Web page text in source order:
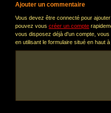
Ajouter un commentaire
Vous devez être connecté pour
pouvez vous créer un compte
vous disposez déjà d'un compte, vous
en utilisant le formulaire situé en haut